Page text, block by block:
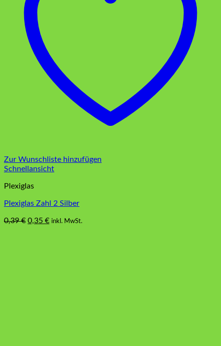
Zur Wunschliste hinzufügen
Schnellansicht
Plexiglas
Plexiglas Zahl 2 Silber
0,39€ Ursprünglicher
0,35 €Aktueller
inkl. MwSt.